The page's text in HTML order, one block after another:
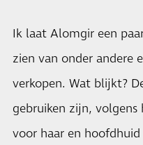
Ik laat Alomgir een
zien van onder andere
verkopen. Wat blijkt?
gebruiken zijn,
voor haar en